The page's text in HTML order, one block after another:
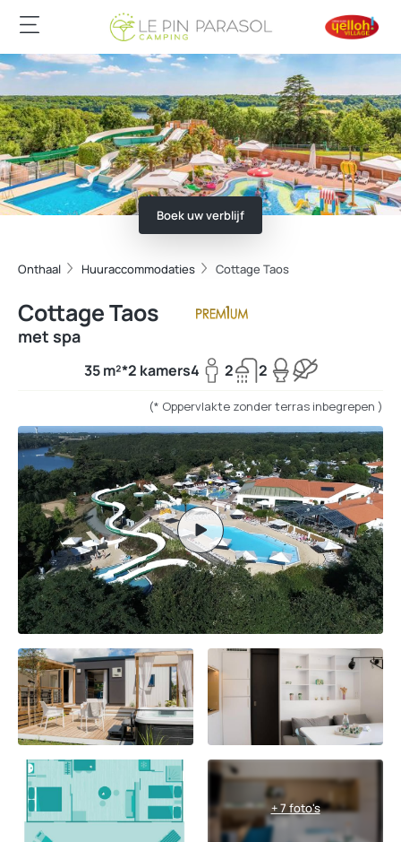
Boek uw verblijf
Onthaal Huuraccommodaties Cottage Taos
Cottage Taos
met spa
35 m²*2 kamers4 2 2
(* Oppervlakte zonder terras inbegrepen )
+ 7 foto's